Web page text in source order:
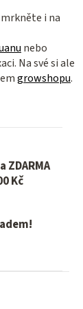
mrkněte i na
nebo
Na své si ale
growshopu.
ZDARMA
Kč